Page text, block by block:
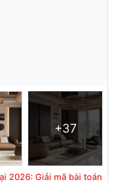
+37
2026: Giải mã bài toán